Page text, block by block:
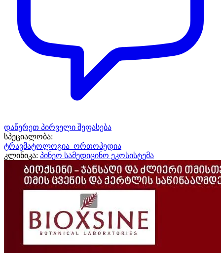
დაწერეთ პირველი შეფასება
სპეციალობა:
ტრავმატოლოგია–ორთოპედია
კლინიკა: პინეო სამედიცინო ეკოსისტემა